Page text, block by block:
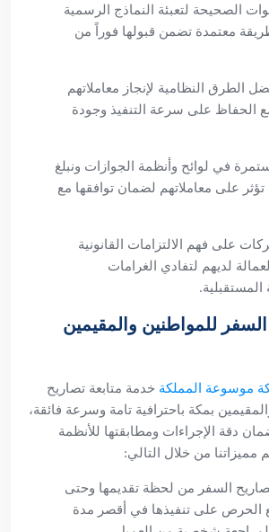
الصحيحة لتعبئة النماذج الرسمية
بطريقة معتمدة تضمن قبولها فوراً من
الطرق النظامية لإنجاز معاملاتهم
الحفاظ على سرعة التنفيذ وجودة
في لوائح وأنظمة الجوازات ونبلغ
تؤثر على معاملاتهم لضمان توافقها مع
على فهم الالتزامات القانونية
لديهم لتفادي الغرامات
المستقبلية.
للمواطنين والمقيمين
موسوعة المملكة خدمة متابعة تصاريح
بمكة باحترافية تامة وسرعة فائقة،
دقة الإجراءات ومطابقتها للأنظمة
مميزاتنا من خلال التالي:
السفر من لحظة تقديمها وحتى
الحرص على تنفيذها في أقصر مدة